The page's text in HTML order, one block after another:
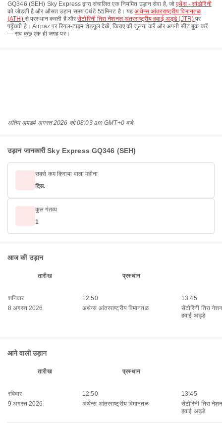
GQ346 (SEH) Sky Express द्वारा संचालित एक नियमित उड़ान सेवा है, जोएथेंस - सांडोरिनी
को जोड़ती है और औसत उड़ान समय0घंटे 55मिनट है। यहअथेन्स आंतरराष्ट्रीय विमानतळ
(ATH) से प्रस्थान करती है औरसेंटोरिनी तिरा नेशनल अंतरराष्ट्रीय हवाई अड्डे (JTR)पर
पहुँचती है। Airpaz पर रियल-टाइम शेड्यूल देखें, किराए की तुलना करें और अपनी सीट बुक करें
— सब कुछ एक ही जगह पर।
अंतिम अपड4 अगस्त 2026 को 08:03 am GMT+0 बजे
उड़ान जानकारी Sky Express GQ346 (SEH)
सबसे कम किराया वाला महीना
दिस.
कुल गंतव्य
1
आज की उड़ान
तारीख प्रस्थान
शनिवार
8 अगस्त 2026
12:50
अथेन्स आंतरराष्ट्रीय विमानतळ
13:45
सेंटोरिनी तिरा
हवाई अड्डे
आने वाली उड़ान
तारीख प्रस्थान
रविवार
9 अगस्त 2026
12:50
अथेन्स आंतरराष्ट्रीय विमानतळ
13:45
सेंटोरिनी तिरा
हवाई अड्डे